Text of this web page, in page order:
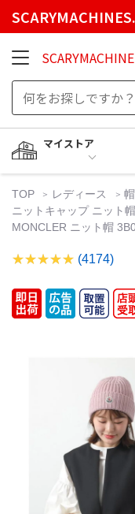
マイストア
TOP レディース
ニットキャップ ニット
MONCLER ニット帽
(4174)